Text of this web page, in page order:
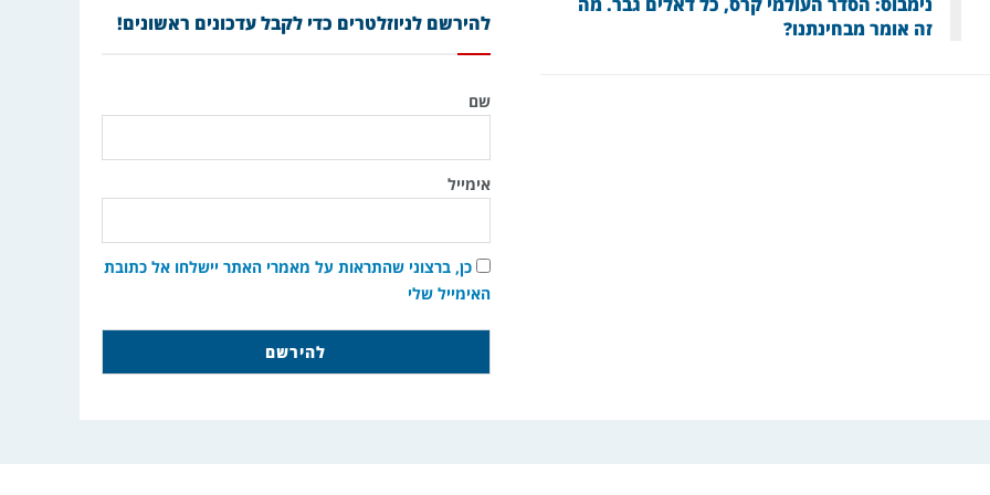
נימבוס: הסדר העולמי קרס, כל דאלים גבר. מה
זה אומר מבחינתנו?
להירשם לניוזלטרים כדי לקבל עדכונים ראשונים!
שם
אימייל
כן, ברצוני שהתראות על מאמרי האתר יישלחו אל כתובת
האימייל שלי